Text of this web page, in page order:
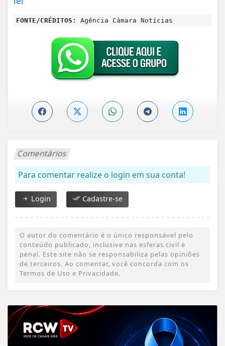
FONTE/CRÉDITOS: Agência Câmara Notícias
Comentários
Para comentar realize o login em sua conta!
Login Cadastre-se
O autor do comentário é o único responsável pelo
conteúdo publicado, inclusive nas esferas civil e
penal. Este site não se responsabiliza pelas opiniões
de terceiros. Ao comentar, você concorda com os
Termos de Uso e Privacidade.